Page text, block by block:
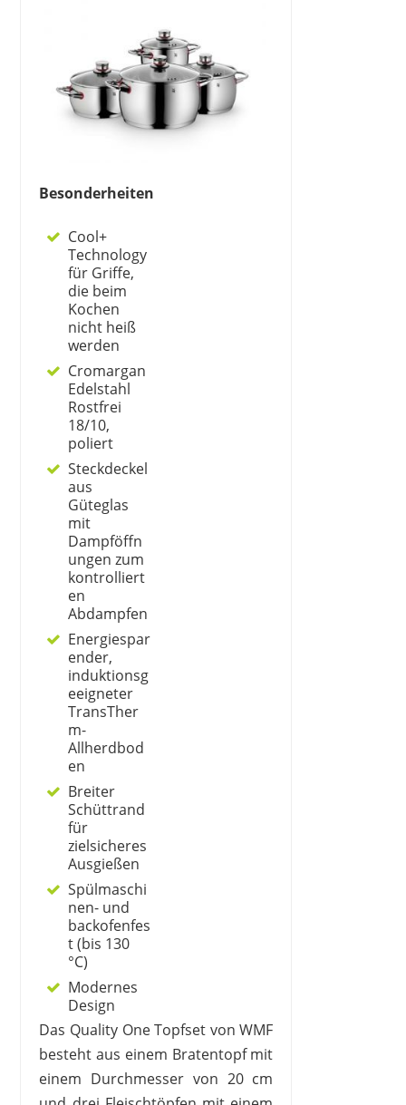
Besonderheiten
Cool+
Technology
für Griffe,
die beim
Kochen
nicht heiß
werden
Cromargan
Edelstahl
Rostfrei
18/10,
poliert
Steckdeckel
aus
Güteglas
mit
Dampföffn
ungen zum
kontrolliert
en
Abdampfen
Energiespar
ender,
induktionsg
eeigneter
TransTher
m-
Allherdbod
en
Breiter
Schüttrand
für
zielsicheres
Ausgießen
Spülmaschi
nen- und
backofenfes
t (bis 130
°C)
Modernes
Design
Das Quality One Topfset von WMF
besteht aus einem Bratentopf mit
einem Durchmesser von 20 cm